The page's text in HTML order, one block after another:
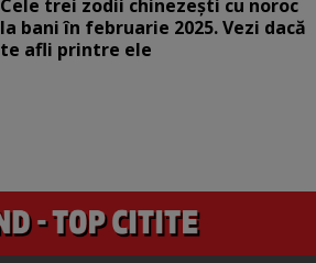
Cele trei zodii chinezești cu noroc
la bani în februarie 2025. Vezi dacă
te afli printre ele